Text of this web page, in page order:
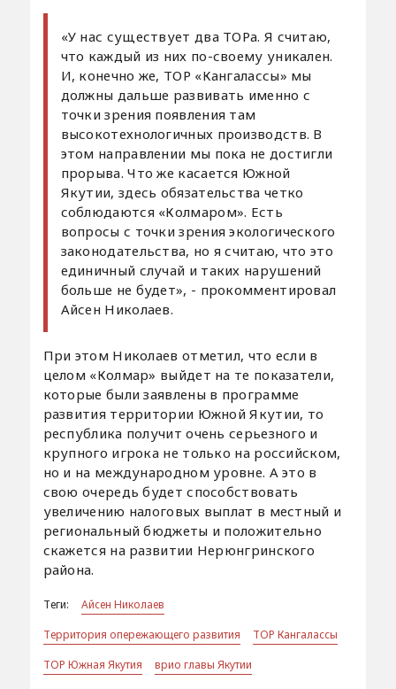
«У нас существует два ТОРа. Я считаю,
что каждый из них по-своему уникален.
И, конечно же, ТОР «Кангалассы» мы
должны дальше развивать именно с
точки зрения появления там
высокотехнологичных производств. В
этом направлении мы пока не достигли
прорыва. Что же касается Южной
Якутии, здесь обязательства четко
соблюдаются «Колмаром». Есть
вопросы с точки зрения экологического
законодательства, но я считаю, что это
единичный случай и таких нарушений
больше не будет», - прокомментировал
Айсен Николаев.
При этом Николаев отметил, что если в
целом «Колмар» выйдет на те показатели,
которые были заявлены в программе
развития территории Южной Якутии, то
республика получит очень серьезного и
крупного игрока не только на российском,
но и на международном уровне. А это в
свою очередь будет способствовать
увеличению налоговых выплат в местный и
региональный бюджеты и положительно
скажется на развитии Нерюнгринского
района.
Теги:
Айсен Николаев
Территория опережающего развития
ТОР Кангалассы
ТОР Южная Якутия
врио главы Якутии